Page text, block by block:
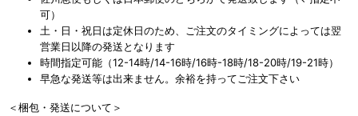
可）
土・日・祝日は定休日のため、ご注文のタイミングによっては翌
営業日以降の発送となります
時間指定可能（12-14時/14-16時/16時-18時/18-20時/19-21時）
早急な発送等は出来ません。余裕を持ってご注文下さい
＜梱包・発送について＞